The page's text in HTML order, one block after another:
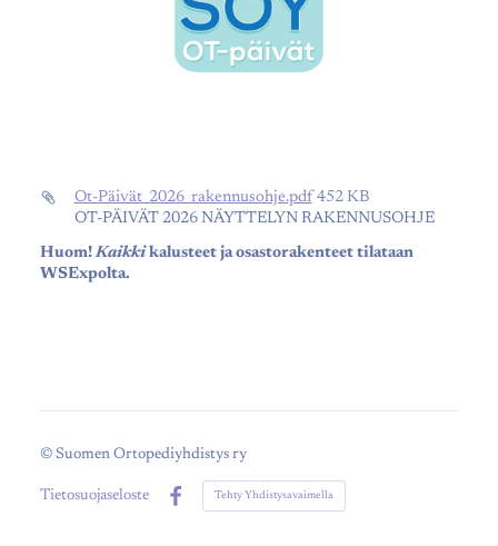
Ot-Päivät_2026_rakennusohje.pdf 452 KB
OT-PÄIVÄT 2026 NÄYTTELYN RAKENNUSOHJE
Huom!Kaikkikalusteet ja osastorakenteet tilataan
WSExpolta.
© Suomen Ortopediyhdistys ry
Tietosuojaseloste
Facebook
Tehty Yhdistysavaimella